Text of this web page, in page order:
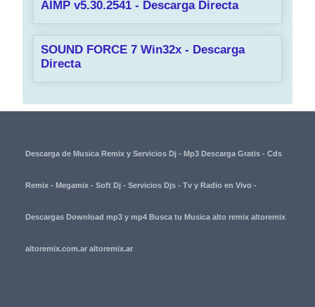
AIMP v5.30.2541 - Descarga Directa
SOUND FORCE 7 Win32x - Descarga
Directa
Descarga de Musica Remix y Servicios Dj - Mp3 Descarga Gratis - Cds
Remix - Megamix - Soft Dj - Servicios Djs - Tv y Radio en Vivo -
Descargas Download mp3 y mp4 Busca tu Musica alto remix altoremix
altoremix.com.ar altoremix.ar